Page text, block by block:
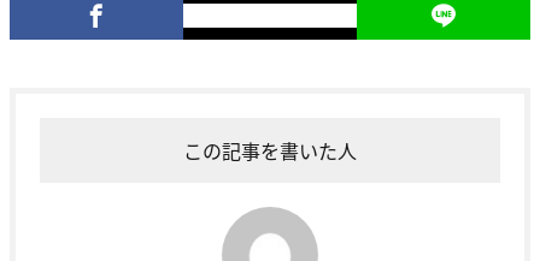
この記事を書いた人